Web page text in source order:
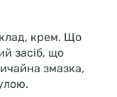
крем. Що
засіб, що
змазка,